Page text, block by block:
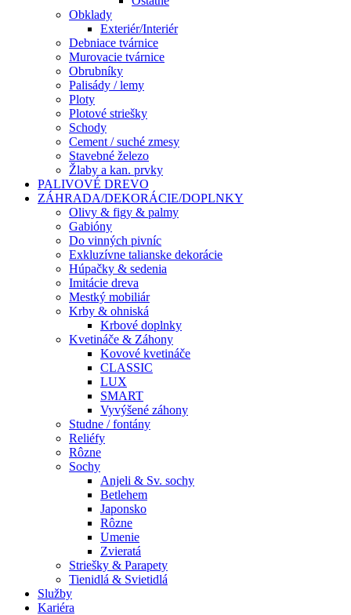
Obklady
Exteriér/Interiér
Debniace tvárnice
Murovacie tvárnice
Obrubníky
Palisády / lemy
Ploty
Plotové striešky
Schody
Cement / suché zmesy
Stavebné železo
Žlaby a kan. prvky
PALIVOVÉ DREVO
ZÁHRADA/DEKORÁCIE/DOPLNKY
Olivy & figy & palmy
Gabióny
Do vinných pivníc
Exkluzívne talianske dekorácie
Húpačky & sedenia
Imitácie dreva
Mestký mobiliár
Krby & ohniská
Krbové doplnky
Kvetináče & Záhony
Kovové kvetináče
CLASSIC
LUX
SMART
Vyvýšené záhony
Studne / fontány
Reliéfy
Rôzne
Sochy
Anjeli & Sv. sochy
Betlehem
Japonsko
Rôzne
Umenie
Zvieratá
Striešky & Parapety
Tienidlá & Svietidlá
Služby
Kariéra